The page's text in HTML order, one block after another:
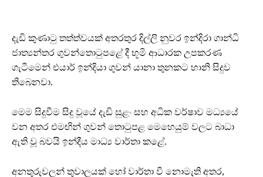
දැඩි කුණාටු තත්ත්වයක් අතරතුර දිල්ලි නුවර ඉන්දිරා ගාන්ධි
ජාත්‍යන්තර ගුවන්තොටුපළේ දී භූමි ආධාරක උපකරණ
ගැටීමෙන් එයාර් ඉන්දියා ගුවන් යානා තුනකට හානි සිදුව
තිබෙනවා.
මෙම සිදුවීම සිදු වූයේ දැඩි සුළං සහ අධික වර්ෂාව මධ්‍යයේ
වන අතර එමඟින් ගුවන් තොටුපළ මෙහෙයුම් වලට බාධා
ඇති වූ බවයි ඉන්දීය මාධ්‍ය වාර්තා කළේ.
අනතුරුවලන් තුවාලයක් හෝ වාර්තා වී නොමැති අතර,